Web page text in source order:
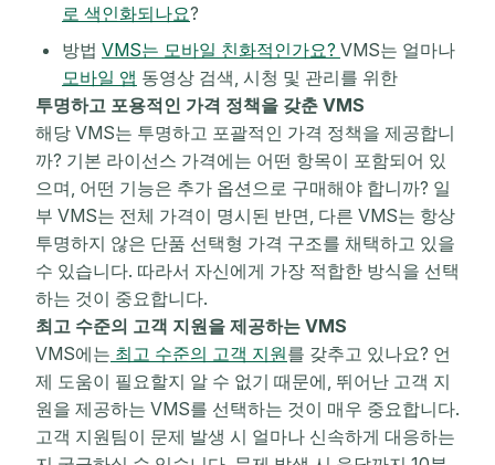
로 색인화되나요?
방법 VMS는 모바일 친화적인가요? VMS는 얼마나
모바일 앱 동영상 검색, 시청 및 관리를 위한
투명하고 포용적인 가격 정책을 갖춘 VMS
해당 VMS는 투명하고 포괄적인 가격 정책을 제공합니
까? 기본 라이선스 가격에는 어떤 항목이 포함되어 있
으며, 어떤 기능은 추가 옵션으로 구매해야 합니까? 일
부 VMS는 전체 가격이 명시된 반면, 다른 VMS는 항상
투명하지 않은 단품 선택형 가격 구조를 채택하고 있을
수 있습니다. 따라서 자신에게 가장 적합한 방식을 선택
하는 것이 중요합니다.
최고 수준의 고객 지원을 제공하는 VMS
VMS에는 최고 수준의 고객 지원를 갖추고 있나요? 언
제 도움이 필요할지 알 수 없기 때문에, 뛰어난 고객 지
원을 제공하는 VMS를 선택하는 것이 매우 중요합니다.
고객 지원팀이 문제 발생 시 얼마나 신속하게 대응하는